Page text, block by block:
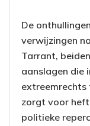
De
verwijzingen
Tarrant,
aanslagen die
zorgt voor
politieke